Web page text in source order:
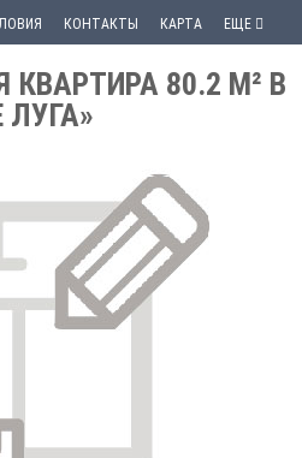
КОНТАКТЫ КАРТА ЕЩЕ
80.2 М² В